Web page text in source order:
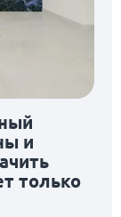
и
только